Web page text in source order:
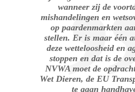
wanneer zij de
mishandelingen en
op paardenmarkten
stellen. Er is maar één
deze wetteloosheid en
stoppen en dat is de
NVWA moet de
Wet Dieren, de EU
te gaan